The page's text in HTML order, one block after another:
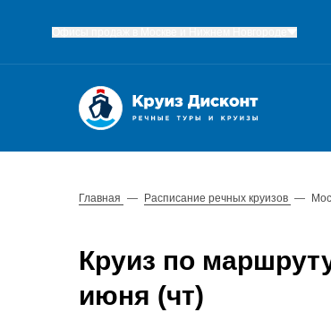
Главная — Расписание речных круизов —
Круиз по
июня (чт)